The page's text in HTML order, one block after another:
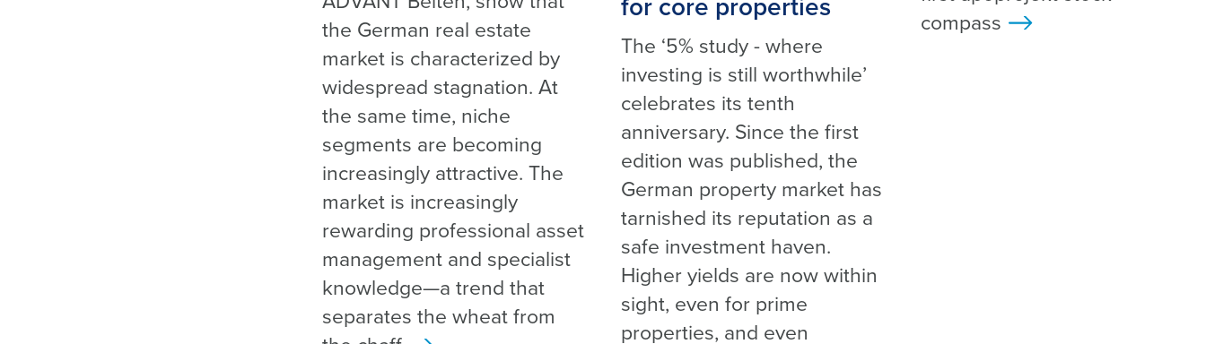
the German real estate
market is characterized by
widespread stagnation. At
the same time, niche
segments are becoming
increasingly attractive. The
market is increasingly
rewarding professional asset
management and specialist
knowledge—a trend that
separates the wheat from
for core properties
The ‘5% study - where
investing is still worthwhile’
celebrates its tenth
anniversary. Since the first
edition was published, the
German property market has
tarnished its reputation as a
safe investment haven.
Higher yields are now within
sight, even for prime
properties, and even
compass